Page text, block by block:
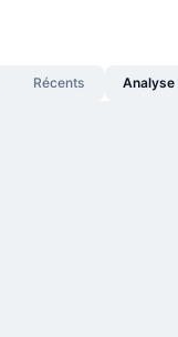
Récents Analyse